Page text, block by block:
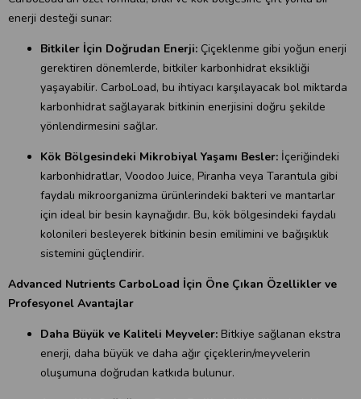
enerji desteği sunar:
Bitkiler İçin Doğrudan Enerji: Çiçeklenme gibi yoğun enerji
gerektiren dönemlerde, bitkiler karbonhidrat eksikliği
yaşayabilir. CarboLoad, bu ihtiyacı karşılayacak bol miktarda
karbonhidrat sağlayarak bitkinin enerjisini doğru şekilde
yönlendirmesini sağlar.
Kök Bölgesindeki Mikrobiyal Yaşamı Besler: İçeriğindeki
karbonhidratlar, Voodoo Juice, Piranha veya Tarantula gibi
faydalı mikroorganizma ürünlerindeki bakteri ve mantarlar
için ideal bir besin kaynağıdır. Bu, kök bölgesindeki faydalı
kolonileri besleyerek bitkinin besin emilimini ve bağışıklık
sistemini güçlendirir.
Advanced Nutrients CarboLoad İçin Öne Çıkan Özellikler ve
Profesyonel Avantajlar
Daha Büyük ve Kaliteli Meyveler: Bitkiye sağlanan ekstra
enerji, daha büyük ve daha ağır çiçeklerin/meyvelerin
oluşumuna doğrudan katkıda bulunur.